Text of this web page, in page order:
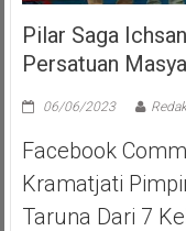
Pilar Saga
Persatuan
06/06/2023
Facebook
Kramatjati
Taruna Dari 7